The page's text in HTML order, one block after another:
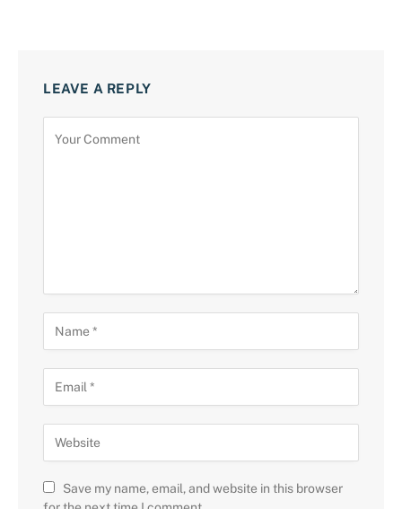
LEAVE A REPLY
Save my name, email, and website in this browser